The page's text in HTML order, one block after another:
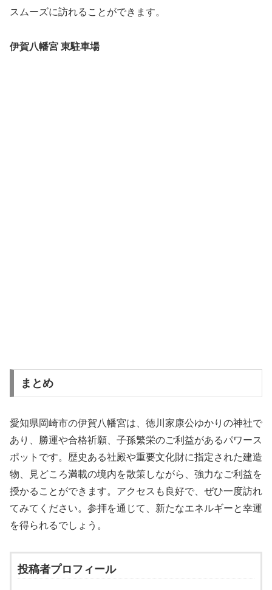
スムーズに訪れることができます。
伊賀八幡宮 東駐車場
まとめ
愛知県岡崎市の伊賀八幡宮は、徳川家康公ゆかりの神社で
あり、勝運や合格祈願、子孫繁栄のご利益があるパワース
ポットです。歴史ある社殿や重要文化財に指定された建造
物、見どころ満載の境内を散策しながら、強力なご利益を
授かることができます。アクセスも良好で、ぜひ一度訪れ
てみてください。参拝を通じて、新たなエネルギーと幸運
を得られるでしょう。
投稿者プロフィール